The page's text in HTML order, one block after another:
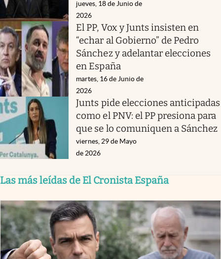
jueves, 18 de Junio de
2026
El PP, Vox y Junts insisten en
“echar al Gobierno” de Pedro
Sánchez y adelantar elecciones
en España
martes, 16 de Junio de
2026
Junts pide elecciones anticipadas
como el PNV: el PP presiona para
que se lo comuniquen a Sánchez
viernes, 29 de Mayo
de 2026
Las más leídas de El Cronista España